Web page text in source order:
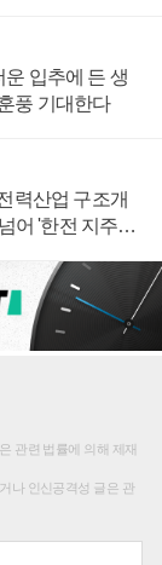
운 입추에 든 생
풍 기대한다
력산업 구조개
어 '한전 지주사'
관련 법률에 의해 제재
나 인신공격성 글은 관